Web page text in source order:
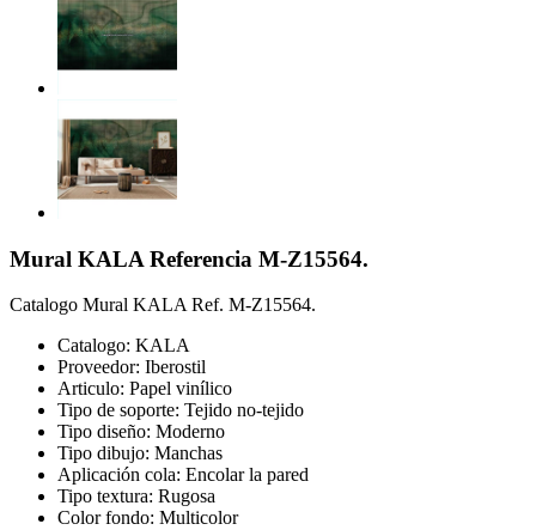
Mural KALA Referencia M-Z15564.
Catalogo Mural KALA Ref. M-Z15564.
Catalogo: KALA
Proveedor: Iberostil
Articulo: Papel vinílico
Tipo de soporte: Tejido no-tejido
Tipo diseño: Moderno
Tipo dibujo: Manchas
Aplicación cola: Encolar la pared
Tipo textura: Rugosa
Color fondo: Multicolor